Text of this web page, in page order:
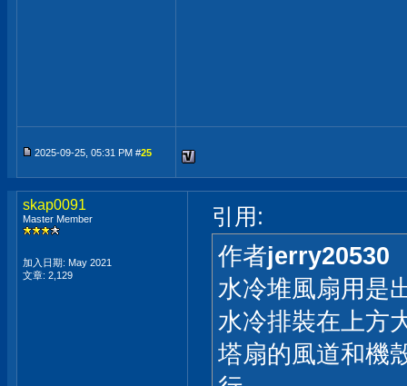
2025-09-25, 05:31 PM #25
skap0091
Master Member
加入日期: May 2021
文章: 2,129
引用:
作者jerry20530
水冷堆風扇用是
水冷排裝在上方
塔扇的風道和機